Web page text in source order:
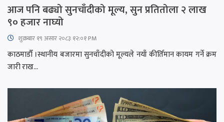
आज पनि बढ्यो सुनचाँदीको मूल्य, सुन प्रतितोला २ लाख
९० हजार नाघ्यो
शुक्रबार​ १९ असार २०८३ १२:०१ PM
काठमाडौँ ।स्थानीय बजारमा सुनचाँदीको मूल्यले नयाँ कीर्तिमान कायम गर्ने क्रम
जारी राख...